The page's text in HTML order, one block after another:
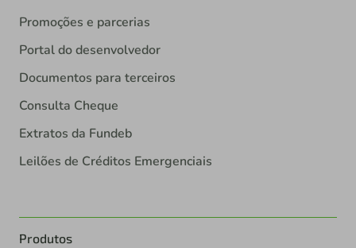
Promoções e parcerias
Portal do desenvolvedor
Documentos para terceiros
Consulta Cheque
Extratos da Fundeb
Leilões de Créditos Emergenciais
Produtos